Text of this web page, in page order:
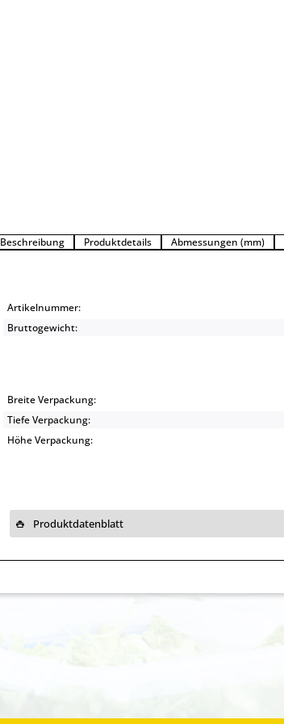
Beschreibung Produktdetails Abmessungen (mm)
Artikelnummer:
Bruttogewicht:
Breite Verpackung:
Tiefe Verpackung:
Höhe Verpackung:
Produktdatenblatt